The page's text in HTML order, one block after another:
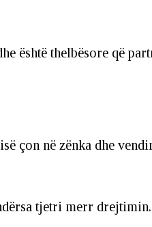
është thelbësore që
çon në zënka dhe
tjetri merr